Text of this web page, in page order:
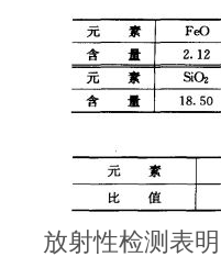
放射性检测表明